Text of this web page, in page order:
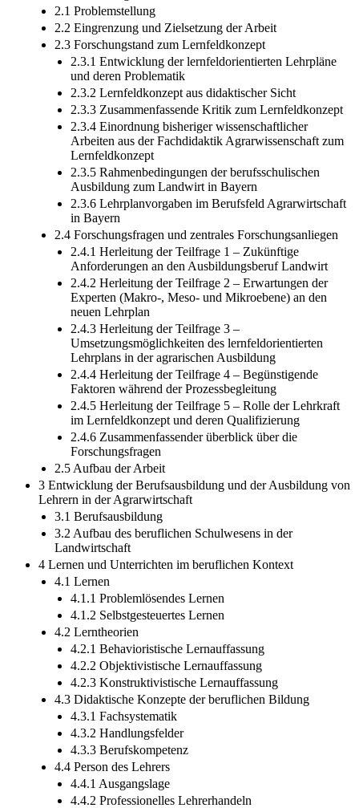
2.1 Problemstellung
2.2 Eingrenzung und Zielsetzung der Arbeit
2.3 Forschungstand zum Lernfeldkonzept
2.3.1 Entwicklung der lernfeldorientierten Lehrpläne
und deren Problematik
2.3.2 Lernfeldkonzept aus didaktischer Sicht
2.3.3 Zusammenfassende Kritik zum Lernfeldkonzept
2.3.4 Einordnung bisheriger wissenschaftlicher
Arbeiten aus der Fachdidaktik Agrarwissenschaft zum
Lernfeldkonzept
2.3.5 Rahmenbedingungen der berufsschulischen
Ausbildung zum Landwirt in Bayern
2.3.6 Lehrplanvorgaben im Berufsfeld Agrarwirtschaft
in Bayern
2.4 Forschungsfragen und zentrales Forschungsanliegen
2.4.1 Herleitung der Teilfrage 1 – Zukünftige
Anforderungen an den Ausbildungsberuf Landwirt
2.4.2 Herleitung der Teilfrage 2 – Erwartungen der
Experten (Makro-, Meso- und Mikroebene) an den
neuen Lehrplan
2.4.3 Herleitung der Teilfrage 3 –
Umsetzungsmöglichkeiten des lernfeldorientierten
Lehrplans in der agrarischen Ausbildung
2.4.4 Herleitung der Teilfrage 4 – Begünstigende
Faktoren während der Prozessbegleitung
2.4.5 Herleitung der Teilfrage 5 – Rolle der Lehrkraft
im Lernfeldkonzept und deren Qualifizierung
2.4.6 Zusammenfassender überblick über die
Forschungsfragen
2.5 Aufbau der Arbeit
3 Entwicklung der Berufsausbildung und der Ausbildung von
Lehrern in der Agrarwirtschaft
3.1 Berufsausbildung
3.2 Aufbau des beruflichen Schulwesens in der
Landwirtschaft
4 Lernen und Unterrichten im beruflichen Kontext
4.1 Lernen
4.1.1 Problemlösendes Lernen
4.1.2 Selbstgesteuertes Lernen
4.2 Lerntheorien
4.2.1 Behavioristische Lernauffassung
4.2.2 Objektivistische Lernauffassung
4.2.3 Konstruktivistische Lernauffassung
4.3 Didaktische Konzepte der beruflichen Bildung
4.3.1 Fachsystematik
4.3.2 Handlungsfelder
4.3.3 Berufskompetenz
4.4 Person des Lehrers
4.4.1 Ausgangslage
4.4.2 Professionelles Lehrerhandeln